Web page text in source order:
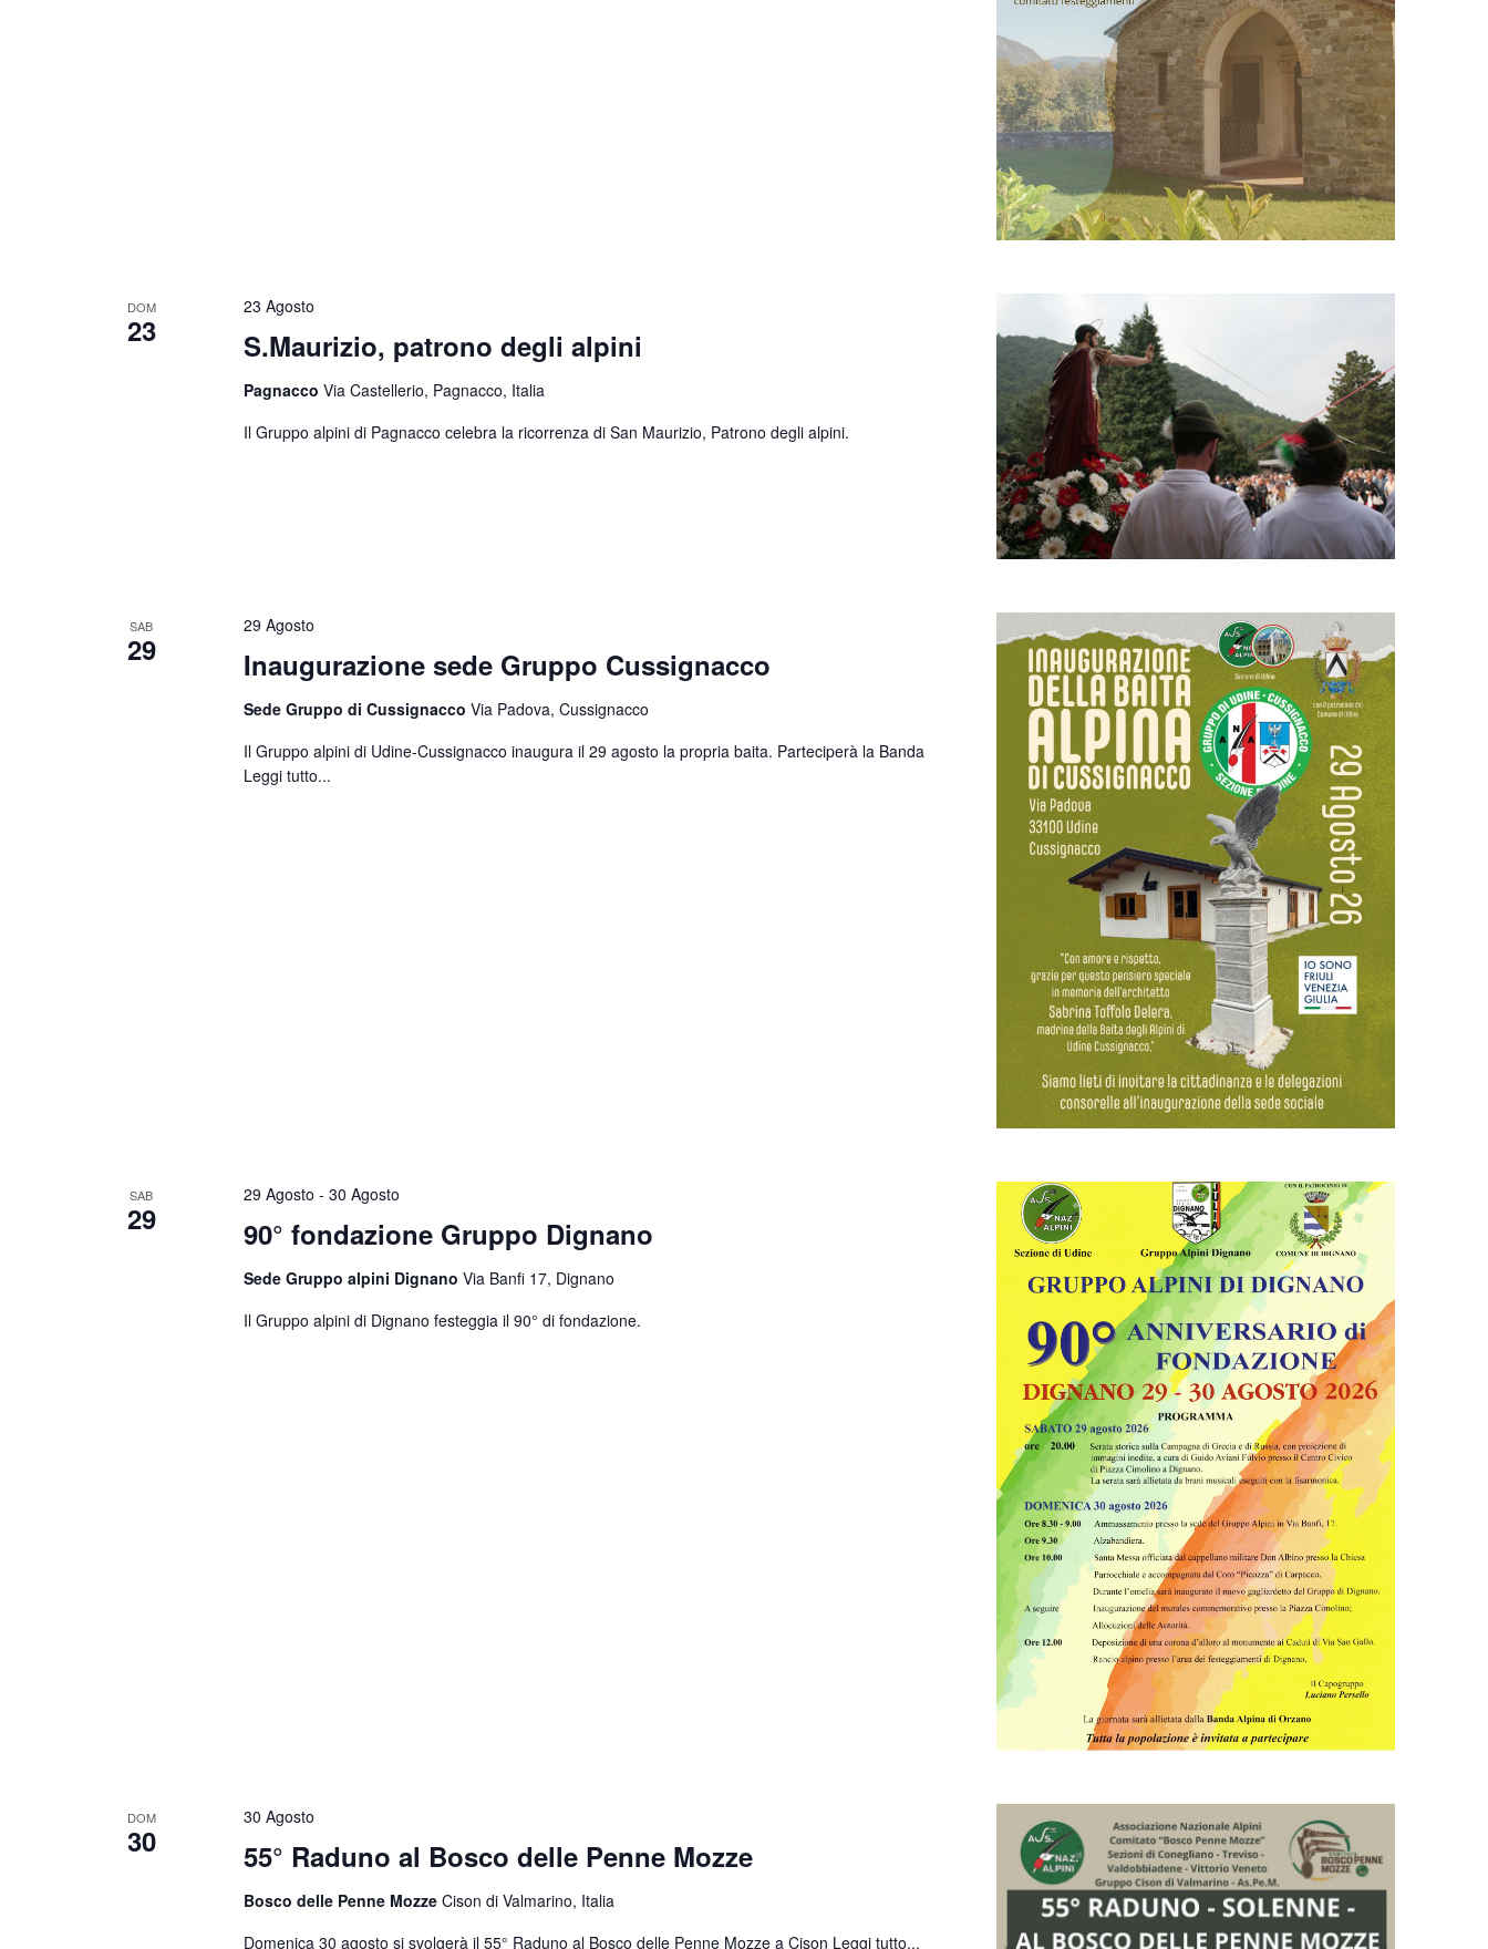
DOM
23 S.Maurizio, patrono degli alpini
23 Agosto
Pagnacco Via Castellerio, Pagnacco, Italia
Il Gruppo alpini di Pagnacco celebra la ricorrenza di San Maurizio, Patrono degli alpini.
SAB
29 Inaugurazione sede Gruppo Cussignacco
29 Agosto
Sede Gruppo di Cussignacco Via Padova, Cussignacco
Il Gruppo alpini di Udine-Cussignacco inaugura il 29 agosto la propria baita. Parteciperà la Banda
Leggi tutto...
SAB
29 90° fondazione Gruppo Dignano
29 Agosto - 30 Agosto
Sede Gruppo alpini Dignano Via Banfi 17, Dignano
Il Gruppo alpini di Dignano festeggia il 90° di fondazione.
DOM
30 55° Raduno al Bosco delle Penne Mozze
30 Agosto
Bosco delle Penne Mozze Cison di Valmarino, Italia
Domenica 30 agosto si svolgerà il 55° Raduno al Bosco delle Penne Mozze a Cison Leggi tutto...